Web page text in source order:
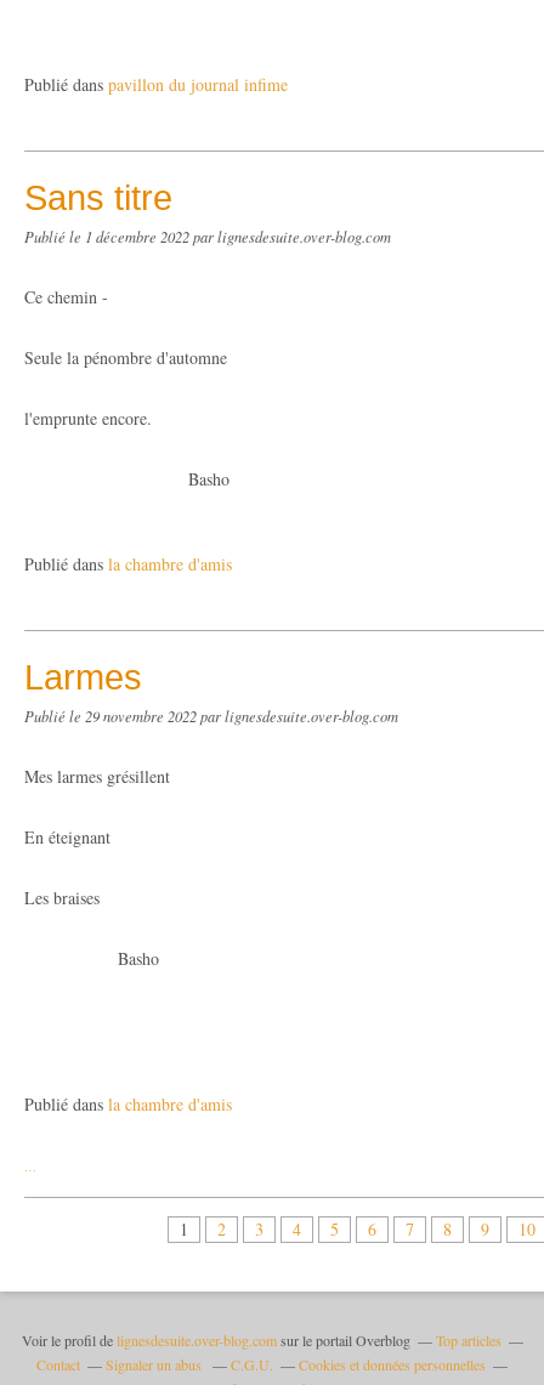
Publié dans pavillon du journal infime
Sans titre
Publié le 1 décembre 2022par lignesdesuite.over-blog.com
Ce chemin -
Seule la pénombre d'automne
l'emprunte encore.
Basho
Publié dans la chambre d'amis
Larmes
Publié le 29 novembre 2022par lignesdesuite.over-blog.com
Mes larmes grésillent
En éteignant
Les braises
Basho
Publié dans la chambre d'amis
…
1 2 3 4 5 6 7 8 9 10
Voir le profil delignesdesuite.over-blog.comsur le portail Overblog
Top articles
Contact
Signaler un abus C.G.U.
Cookies et données personnelles